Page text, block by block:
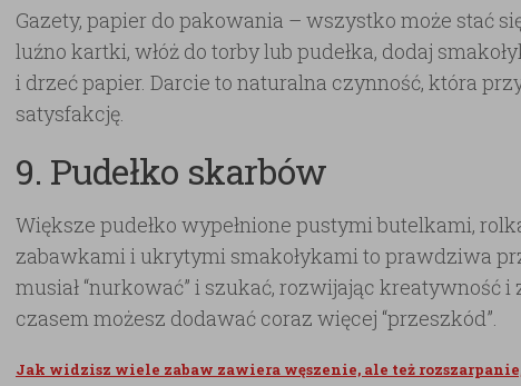
Gazety, papier do pakowania – wszystko może stać
luźno kartki, włóż do torby lub pudełka, dodaj
i drzeć papier. Darcie to naturalna czynność, która
satysfakcję.
9. Pudełko skarbów
Większe pudełko wypełnione pustymi butelkami,
zabawkami i ukrytymi smakołykami to prawdziwa
musiał “nurkować” i szukać, rozwijając kreatywność i
czasem możesz dodawać coraz więcej “przeszkód”.
Jak widzisz wiele zabaw zawiera węszenie, ale też